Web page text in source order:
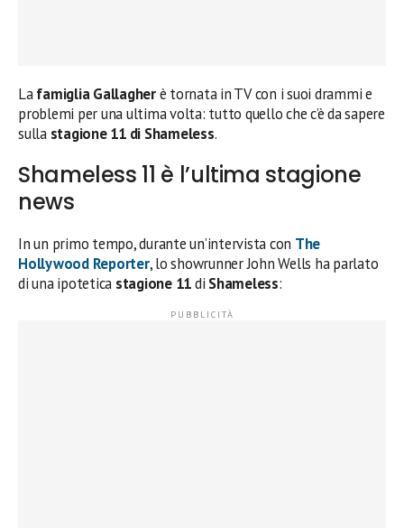
Lafamiglia Gallagherè tornata in TV con i suoi drammi e
problemi per una ultima volta: tutto quello che c’è da sapere
sulla stagione 11 di Shameless.
Shameless 11 è l’ultima stagione
news
In un primo tempo, durante un’intervista con The
Hollywood Reporter, lo showrunner John Wells ha parlato
di una ipotetica stagione 11di Shameless: